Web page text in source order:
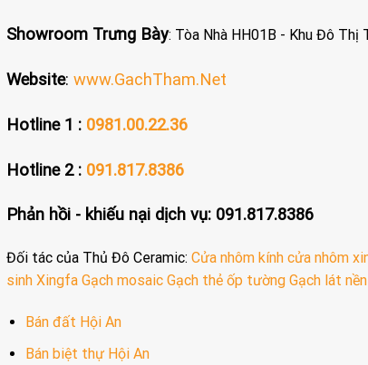
Showroom Trưng Bày: Tòa Nhà HH01B - Khu Đô Thị
Website:www.GachTham.Net
Hotline 1 : 0981.00.22.36
Hotline 2 : 091.817.8386
Phản hồi - khiếu nại dịch vụ: 091.817.8386
Đối tác của Thủ Đô Ceramic:Cửa nhôm kính cửa nhôm
sinh Xingfa Gạch mosaic Gạch thẻ ốp tường Gạch lát nền
Bán đất Hội An
Bán biệt thự Hội An